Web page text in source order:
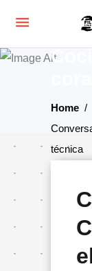
Home /
técnica